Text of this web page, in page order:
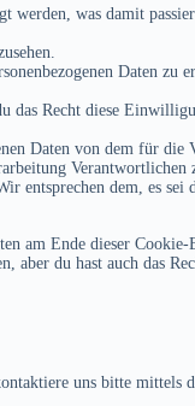
werden, was damit
Daten zu
das Recht diese
Daten von dem für die
Verantwortlichen
entsprechen dem, es sei
am Ende dieser
aber du hast auch das
uns bitte mittels